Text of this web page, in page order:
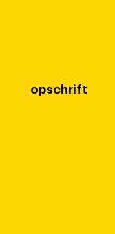
opschrift